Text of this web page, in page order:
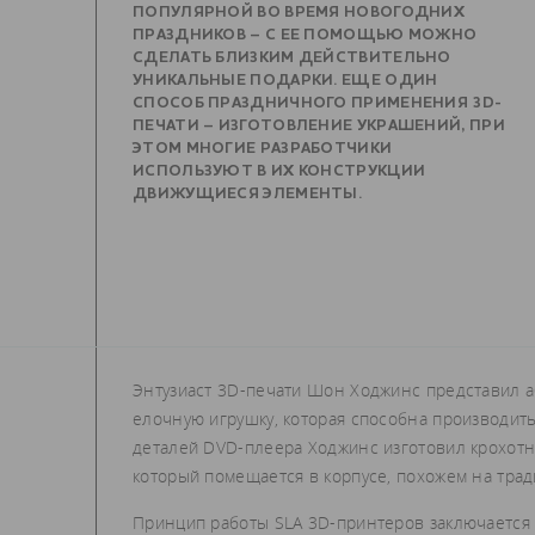
ПОПУЛЯРНОЙ ВО ВРЕМЯ НОВОГОДНИХ
ПРАЗДНИКОВ – С ЕЕ ПОМОЩЬЮ МОЖНО
СДЕЛАТЬ БЛИЗКИМ ДЕЙСТВИТЕЛЬНО
УНИКАЛЬНЫЕ ПОДАРКИ. ЕЩЕ ОДИН
СПОСОБ ПРАЗДНИЧНОГО ПРИМЕНЕНИЯ 3D-
ПЕЧАТИ – ИЗГОТОВЛЕНИЕ УКРАШЕНИЙ, ПРИ
ЭТОМ МНОГИЕ РАЗРАБОТЧИКИ
ИСПОЛЬЗУЮТ В ИХ КОНСТРУКЦИИ
ДВИЖУЩИЕСЯ ЭЛЕМЕНТЫ.
Энтузиаст 3D-печати Шон Ходжинс
елочную игрушку, которая способна
деталей DVD-плеера Ходжинс изготовил
который помещается в корпусе, похожем на
Принцип работы SLA 3D-принтеров